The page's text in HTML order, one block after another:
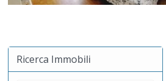
Ricerca Immobili